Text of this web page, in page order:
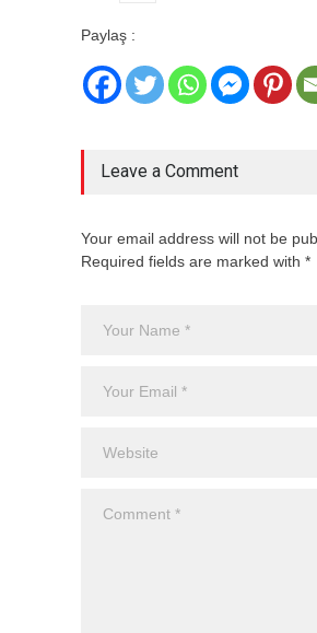
Paylaş :
Leave a Comment
Your email address will not be
Required fields are marked with *